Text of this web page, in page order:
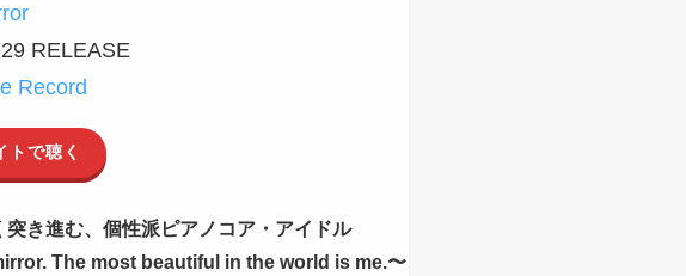
RELEASE
Record
トで聴く
突き進む、個性派ピアノコア・アイドル
The most beautiful in the world is me.〜